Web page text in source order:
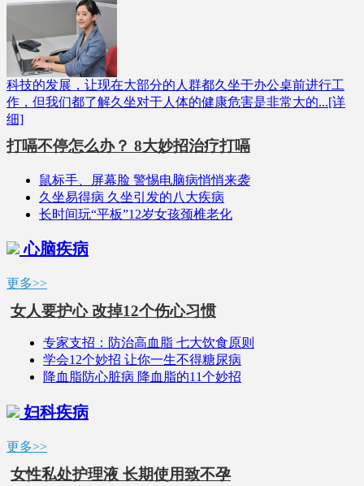
科技的发展，让现在大部分的人群都久坐于办公桌前进行工
作，但我们都了解久坐对于人体的健康危害是非常大的...[详
细]
打嗝不停怎么办？ 8大妙招治疗打嗝
鼠标手、屏幕脸 警惕电脑病悄悄来袭
久坐易得病 久坐引发的八大疾病
长时间玩“平板”12岁女孩颈椎老化
心脑疾病
更多>>
女人要护心 改掉12个伤心习惯
专家支招：防治高血脂 七大饮食原则
学会12个妙招 让你一生不得糖尿病
降血脂防心脏病 降血脂的11个妙招
妇科疾病
更多>>
女性私处护理液 长期使用致不孕